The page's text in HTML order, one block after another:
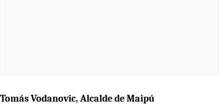
Tomás Vodanovic, Alcalde de Maipú